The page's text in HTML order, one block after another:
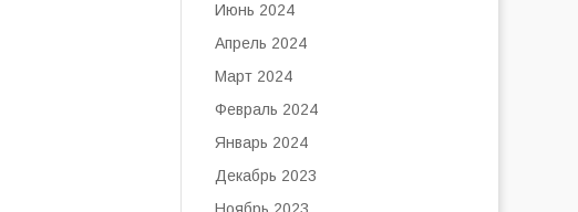
Июнь 2024
Апрель 2024
Март 2024
Февраль 2024
Январь 2024
Декабрь 2023